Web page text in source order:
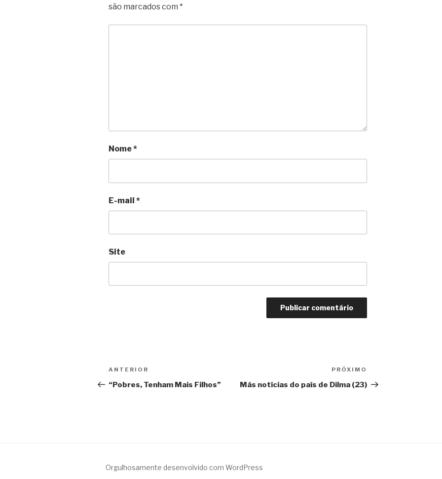
são marcados com *
Nome*
E-mail *
Site
Navegação
de
Anterior
ANTERIOR
“Pobres, Tenham Mais Filhos”
PRÓXIMO
Más notícias do país de Dilma (23)
Orgulhosamente desenvolvido com WordPress